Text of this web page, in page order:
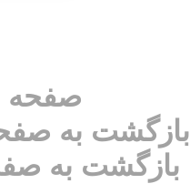
صفحه
بازگشت به
بازگشت به